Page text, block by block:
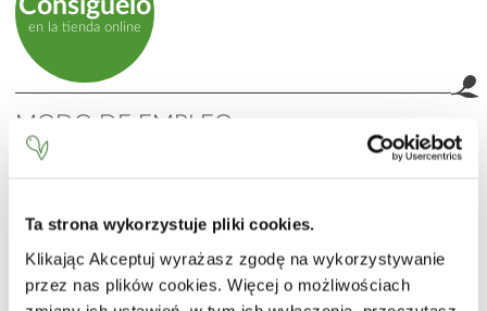
Ta strona wykorzystuje pliki cookies.
Klikając Akceptuj wyrażasz zgodę na wykorzystywanie
przez nas plików cookies. Więcej o możliwościach
Consíguelo
en la tienda online
MODO DE EMPLEO
Aplicar la cantidad deseada de brillo sobre los labios.
Paraffinum Liquidum (Mineral Oil),
Ethylene/Propylene/Styrene Copolymer,
Butylene/Ethylene/Styrene Copolymer, Cera
Microcristallina (Microcrystalline Wax), Simmondsia